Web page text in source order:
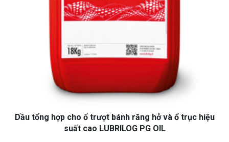
Dầu tổng hợp cho ổ trượt bánh răng hở và ổ trục hiệu
suất cao LUBRILOG PG OIL